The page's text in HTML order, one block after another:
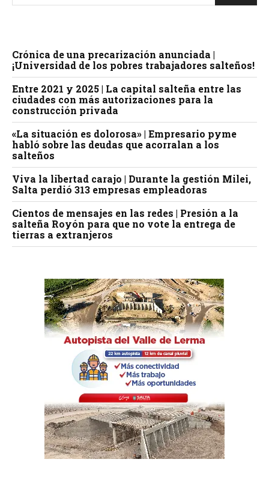
Crónica de una precarización anunciada |
¡Universidad de los pobres trabajadores salteños!
Entre 2021 y 2025 | La capital salteña entre las
ciudades con más autorizaciones para la
construcción privada
«La situación es dolorosa» | Empresario pyme
habló sobre las deudas que acorralan a los
salteños
Viva la libertad carajo | Durante la gestión Milei,
Salta perdió 313 empresas empleadoras
Cientos de mensajes en las redes | Presión a la
salteña Royón para que no vote la entrega de
tierras a extranjeros